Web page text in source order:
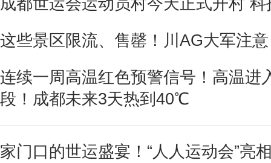
这些景区限流、售罄！川AG大军注
连续一周高温红色预警信号！高温进
段！成都未来3天热到40℃
家门口的世运盛宴！“人人运动会”亮